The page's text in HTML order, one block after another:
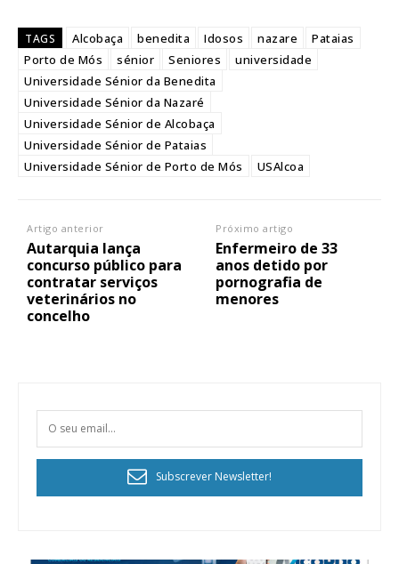
TAGS Alcobaça benedita Idosos nazare
Pataias
Porto de Mós
sénior Seniores
universidade
Universidade Sénior da Benedita
Universidade Sénior da Nazaré
Universidade Sénior de Alcobaça
Universidade Sénior de Pataias
Universidade Sénior de Porto de Mós
USAlcoa
Artigo anterior
Autarquia lança
concurso público para
contratar serviços
veterinários no
concelho
Próximo artigo
Enfermeiro de 33
anos detido por
pornografia de
menores
Subscrever Newsletter!